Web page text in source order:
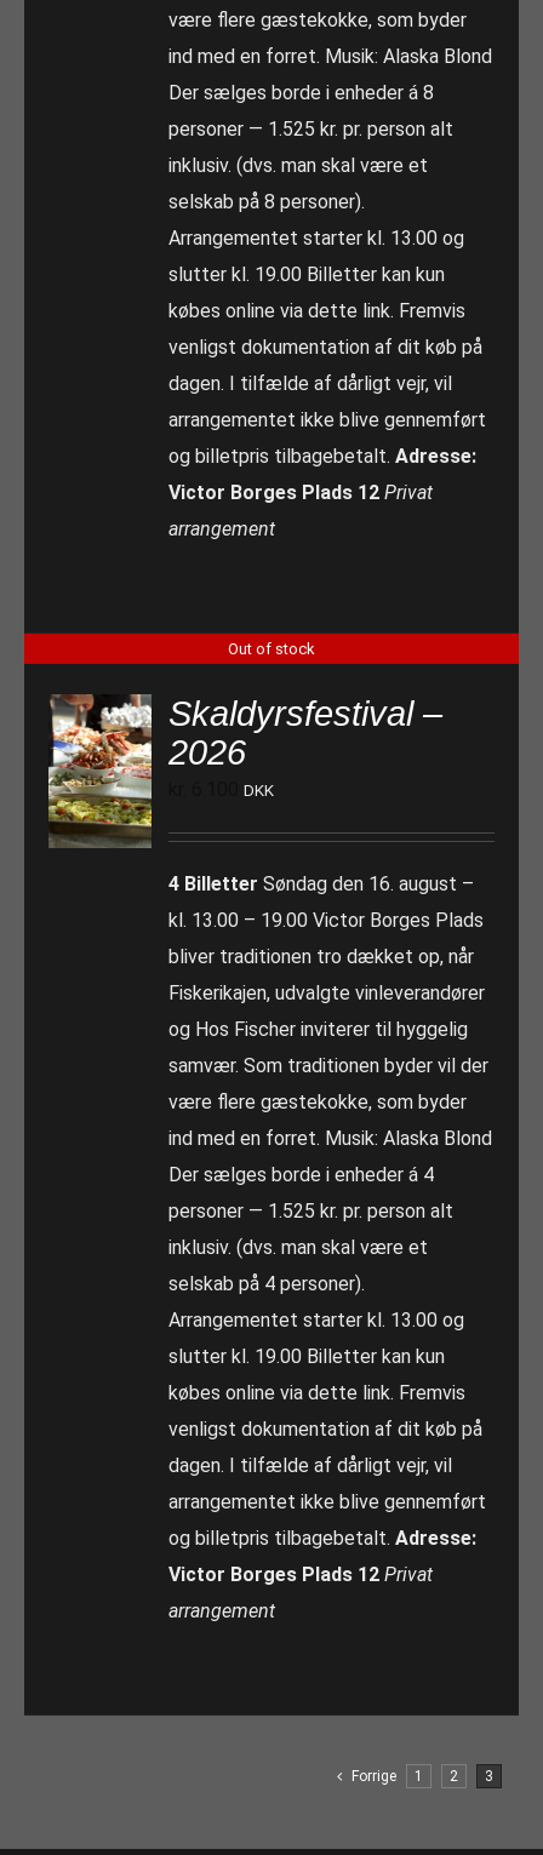
være flere gæstekokke, som byder
ind med en forret. Musik: Alaska Blond
Der sælges borde i enheder á 8
personer — 1.525 kr. pr. person alt
inklusiv. (dvs. man skal være et
selskab på 8 personer).
Arrangementet starter kl. 13.00 og
slutter kl. 19.00 Billetter kan kun
købes online via dette link. Fremvis
venligst dokumentation af dit køb på
dagen. I tilfælde af dårligt vejr, vil
arrangementet ikke blive gennemført
og billetpris tilbagebetalt.Adresse:
Victor Borges Plads 12 Privat
arrangement
Out of stock
Skaldyrsfestival –
2026
DKK
4 Billetter Søndag den 16. august –
kl. 13.00 – 19.00 Victor Borges Plads
bliver traditionen tro dækket op, når
Fiskerikajen, udvalgte vinleverandører
og Hos Fischer inviterer til hyggelig
samvær. Som traditionen byder vil der
være flere gæstekokke, som byder
ind med en forret. Musik: Alaska Blond
Der sælges borde i enheder á 4
personer — 1.525 kr. pr. person alt
inklusiv. (dvs. man skal være et
selskab på 4 personer).
Arrangementet starter kl. 13.00 og
slutter kl. 19.00 Billetter kan kun
købes online via dette link. Fremvis
venligst dokumentation af dit køb på
dagen. I tilfælde af dårligt vejr, vil
arrangementet ikke blive gennemført
og billetpris tilbagebetalt.Adresse:
Victor Borges Plads 12 Privat
arrangement
Forrige 1 2 3